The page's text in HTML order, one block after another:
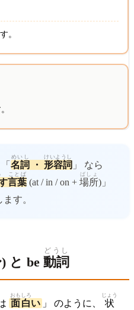
。
名詞
めいし
・ 形容詞
けいようし
」 なら
言葉
ことば
(at / in / on + 場所
ばしょ
)」
ます。
と be 動詞
どうし
面
おも
白
しろ
い 」 のように、 状
じょう